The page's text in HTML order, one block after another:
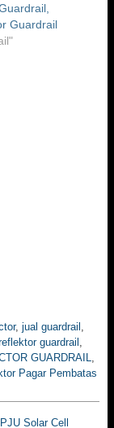
Guardrail
, jual guardrail ,
guardrail ,
GUARDRAIL,
Pagar Pembatas
Solar Cell